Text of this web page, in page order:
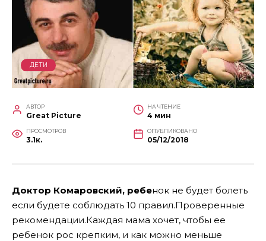
ДЕТИ
АВТОР
Great Picture
НА ЧТЕНИЕ
4 мин
ПРОСМОТРОВ
3.1к.
ОПУБЛИКОВАНО
05/12/2018
Доктор Комаровский, ребенок не будет болеть
если будете соблюдать 10 правил.Проверенные
рекомендации.Каждая мама хочет, чтобы ее
ребенок рос крепким, и как можно меньше